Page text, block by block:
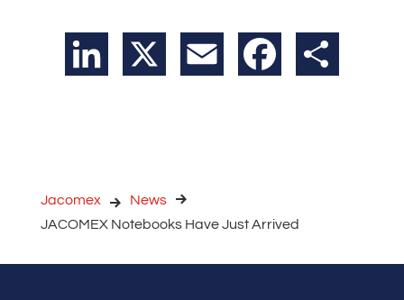
LinkedIn Email Facebook
Jacomex
News
JACOMEX Notebooks Have Just Arrived